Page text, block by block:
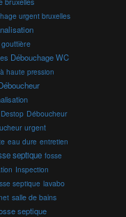
urgent bruxelles
Débouchage WC
haute pression
Déboucheur
urgent
eau dure entretien
septique fosse
Inspection
septique lavabo
salle de bains
septique